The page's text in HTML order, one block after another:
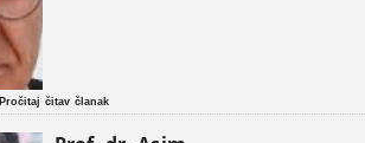
Pročitaj čitav članak